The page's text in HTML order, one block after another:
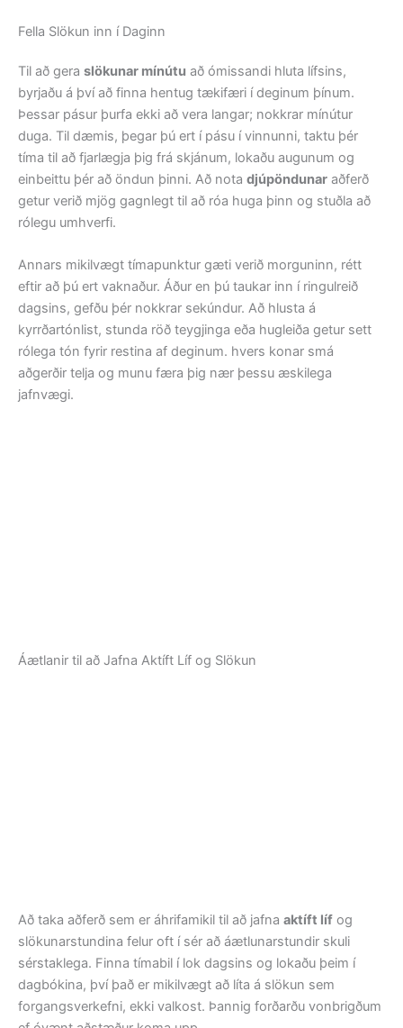
Fella Slökun inn í Daginn
Til að gera slökunar mínútu að ómissandi hluta lífsins,
byrjaðu á því að finna hentug tækifæri í deginum þínum.
Þessar pásur þurfa ekki að vera langar; nokkrar mínútur
duga. Til dæmis, þegar þú ert í pásu í vinnunni, taktu þér
tíma til að fjarlægja þig frá skjánum, lokaðu augunum og
einbeittu þér að öndun þinni. Að nota djúpöndunar aðferð
getur verið mjög gagnlegt til að róa huga þinn og stuðla að
rólegu umhverfi.
Annars mikilvægt tímapunktur gæti verið morguninn, rétt
eftir að þú ert vaknaður. Áður en þú taukar inn í ringulreið
dagsins, gefðu þér nokkrar sekúndur. Að hlusta á
kyrrðartónlist, stunda röð teygjinga eða hugleiða getur sett
rólega tón fyrir restina af deginum. hvers konar smá
aðgerðir telja og munu færa þig nær þessu æskilega
jafnvægi.
Áætlanir til að Jafna Aktíft Líf og Slökun
Að taka aðferð sem er áhrifamikil til að jafna aktíft líf og
slökunarstundina felur oft í sér að áætlunarstundir skuli
sérstaklega. Finna tímabil í lok dagsins og lokaðu þeim í
dagbókina, því það er mikilvægt að líta á slökun sem
forgangsverkefni, ekki valkost. Þannig forðarðu vonbrigðum